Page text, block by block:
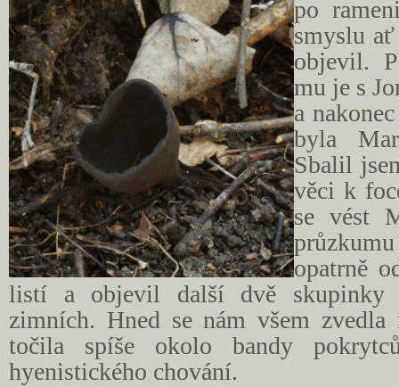
po
smyslu
objevil.
mu je s
a
byla
Sbalil
věci k
se vést
opatrně
listí a objevil další dvě skupinky
zimních. Hned se nám všem zvedla
točila spíše okolo bandy
hyenistického chování.